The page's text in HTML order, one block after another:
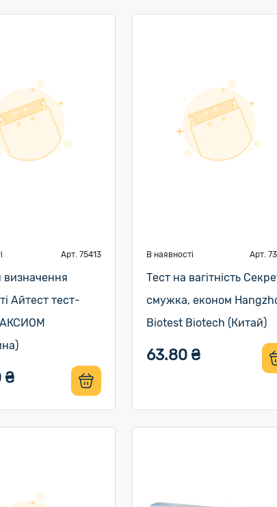
Арт. 75413
визначення
Айтест тест-
₴
В наявності Арт.
Тест на вагітність
смужка, економ
Biotest Biotech (Китай)
63.80 ₴